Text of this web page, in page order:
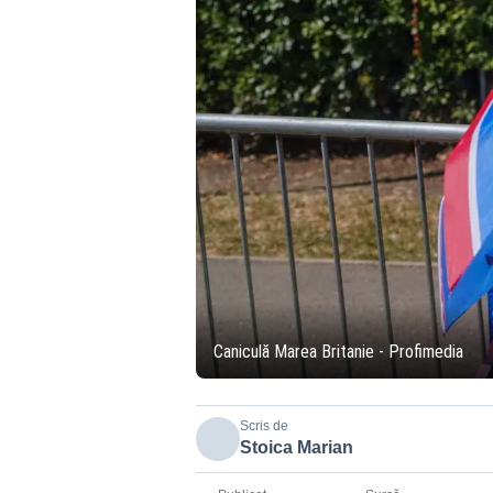
Caniculă Marea Britanie - Profimedia
Scris de
Stoica Marian